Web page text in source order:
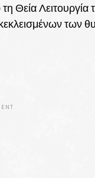
Θεία Λειτουργία
των